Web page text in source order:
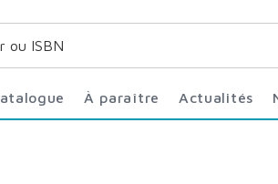
Catalogue À paraître Actualités